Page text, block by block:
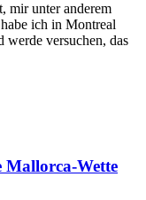
mir unter anderem
ich in Montreal
werde versuchen, das
Mallorca-Wette